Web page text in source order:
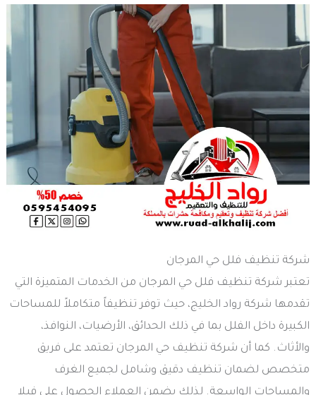
شركة تنظيف فلل حي المرجان
تعتبر شركة تنظيف فلل حي المرجان من الخدمات المتميزة التي
تقدمها شركة رواد الخليج، حيث توفر تنظيفاً متكاملاً للمساحات
الكبيرة داخل الفلل بما في ذلك الحدائق، الأرضيات، النوافذ،
والأثاث. كما أن شركة تنظيف حي المرجان تعتمد على فريق
متخصص لضمان تنظيف دقيق وشامل لجميع الغرف
والمساحات الواسعة. لذلك يضمن العملاء الحصول على فيلا